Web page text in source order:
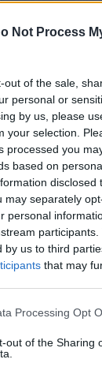
Not Process
out of the sale,
personal or
by us, please
your selection.
processed you
based on
disclosed
may separately
personal
by us to third
that may
website/app
visit or usage
to Google
below specified
Processing Opt
out of the Sharing
szurkolók
tanácsadója,
a Formula–1-es